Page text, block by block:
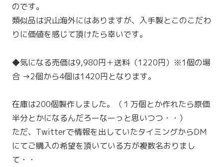
のです。
類似品は沢山海外にはありますが、入手製とこのこだわ
りに価値を感じて頂けたら幸いです。
◆気になる売価は9,980円＋送料（1220円）※1個の場
合 →2個から4個は1420円となります。
在庫は200個製作しました。（１万個とか作れたら原価
半分とかになるんだろーなーっと思いつつ・・）
ただ、Twitterで情報を出していたタイミングからDM
にてご購入の希望を頂いている方が複数名おりまし
て・・